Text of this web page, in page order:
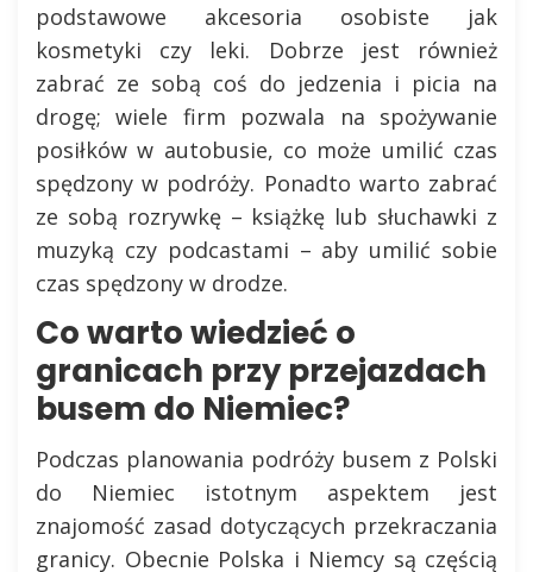
podstawowe akcesoria osobiste jak
kosmetyki czy leki. Dobrze jest również
zabrać ze sobą coś do jedzenia i picia na
drogę; wiele firm pozwala na spożywanie
posiłków w autobusie, co może umilić czas
spędzony w podróży. Ponadto warto zabrać
ze sobą rozrywkę – książkę lub słuchawki z
muzyką czy podcastami – aby umilić sobie
czas spędzony w drodze.
Co warto wiedzieć o
granicach przy przejazdach
busem do Niemiec?
Podczas planowania podróży busem z Polski
do Niemiec istotnym aspektem jest
znajomość zasad dotyczących przekraczania
granicy. Obecnie Polska i Niemcy są częścią